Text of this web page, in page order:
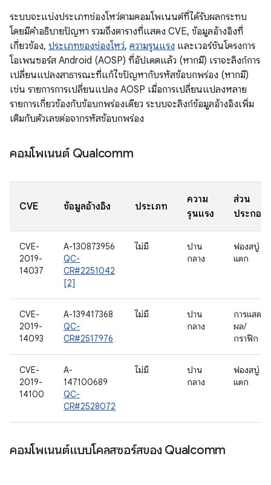
ระบบจะแบ่งประเภทช่องโหว่ตามคอมโพเนนต์ที่ได้รับผลกระทบ
โดยมีคำอธิบายปัญหา รวมถึงตารางที่แสดง CVE, ข้อมูลอ้างอิงที่
เกี่ยวข้อง, ประเภทของช่องโหว่, ความรุนแรง และเวอร์ชันโครงการ
โอเพนซอร์ส Android (AOSP) ที่อัปเดตแล้ว (หากมี) เราจะลิงก์การ
เปลี่ยนแปลงสาธารณะที่แก้ไขปัญหากับรหัสข้อบกพร่อง (หากมี)
เช่น รายการการเปลี่ยนแปลง AOSP เมื่อการเปลี่ยนแปลงหลาย
รายการเกี่ยวข้องกับข้อบกพร่องเดียว ระบบจะลิงก์ข้อมูลอ้างอิงเพิ่ม
เติมกับตัวเลขต่อจากรหัสข้อบกพร่อง
คอมโพเนนต์ Qualcomm
CVE ข้อมูลอ้างอิง ประเภท
ความ
รุนแรง
ส่วน
ประกอบ
CVE-
2019-
14037
A-130873956
QC-
CR#2251042
[2]
ไม่มี
ปาน
กลาง
ฟองสบู่
แตก
CVE-
2019-
14093
A-139417368
QC-
CR#2517976
ไม่มี
ปาน
กลาง
การแสดง
ผล/
กราฟิก
CVE-
2019-
14100
A-
147100689
QC-
CR#2528072
ไม่มี
ปาน
กลาง
ฟองสบู่
แตก
คอมโพเนนต์แบบโคลสซอร์สของ Qualcomm